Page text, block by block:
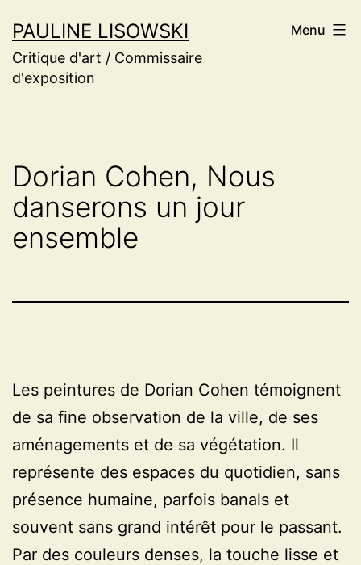
au
contenu
PAULINE LISOWSKI
Critique d'art / Commissaire
d'exposition
Menu
Dorian Cohen, Nous
danserons un jour
ensemble
Les peintures de Dorian Cohen témoignent
de sa fine observation de la ville, de ses
aménagements et de sa végétation. Il
représente des espaces du quotidien, sans
présence humaine, parfois banals et
souvent sans grand intérêt pour le passant.
Par des couleurs denses, la touche lisse et